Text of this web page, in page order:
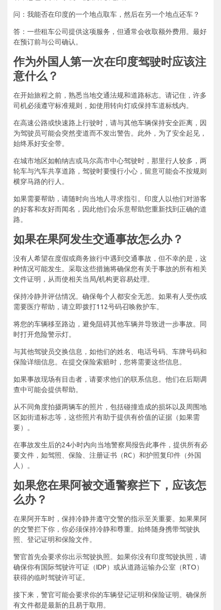
问：我能否在印度的一个地点取车，然后在另一个地点还车？
答：一些租车公司提供这项服务，但通常会收取额外费用。最好
在预订前与公司确认。
作为外国人第一次在印度驾驶时应该注
意什么？
在开始旅程之前，熟悉当地交通法规和道路标志。请记住，许多
司机必须遵守标准规则，如使用转向灯或保持车道标线内。
在高速公路或快速路上行驶时，请与其他车辆保持安全距离，因
为驾驶员可能会突然变道而不发出警告。此外，为了安全起见，
始终系好安全带。
在城市地区如帕纳吉或马尔高市中心驾驶时，那里行人较多，两
轮车与汽车共享道路，驾驶时要慢行小心，留意可能会不按规则
横穿马路的行人。
如果需要帮助，请随时向当地人寻求指引。印度人以他们对游客
的好客和友好而闻名，因此他们会乐意帮助您重新找到正确的道
路。
如果在果阿发生交通事故怎么办？
没有人希望在度假或商务旅行中遇到交通事故，但不幸的是，这
种情况可能发生。采取这些措施将确保您有关于事故的所有相关
文件证明，从而使相关当局/机构更容易处理。
保持冷静并评估情况。确保每个人都安全无恙。如果有人受伤或
需要医疗帮助，请立即拨打112号码召唤救护车。
将您的车辆移至路边，避免阻碍其他车辆并导致进一步事故。同
时打开危险警示灯。
与其他驾驶员交换信息，如他们的姓名、电话号码、车牌号码和
保险详细信息。在提交保险索赔时，您将需要这些信息。
如果事故现场有目击者，请要求他们的联系信息。他们在后期调
查中可能会提供帮助。
从不同角度拍摄两辆车的照片，包括碰撞造成的损坏以及周围地
区如街道标志等，这些照片有助于提供有价值的证据（如果需
要）。
在事故发生后的24小时内向当地警察局报告此事件，提供所有必
要文件，如驾照、保险、注册证书（RC）和护照复印件（外国
人）。
如果您在果阿被交通警察拦下，应该怎
么办？
在果阿开车时，保持冷静并遵守交警的指示至关重要。如果果阿
的交警拦下你，你必须保持冷静和尊重。始终随身携带驾驶执
照、登记证明和保险文件。
警官首先会要求你出示驾驶执照。如果你没有印度驾驶执照，请
确保你有国际驾驶许可证（IDP）或从道路运输办公室（RTO）
获得的临时驾驶许可证。
接下来，警官可能会要求你的车辆登记证明和保险证明。确保所
有文件都是最新的且易于取用。